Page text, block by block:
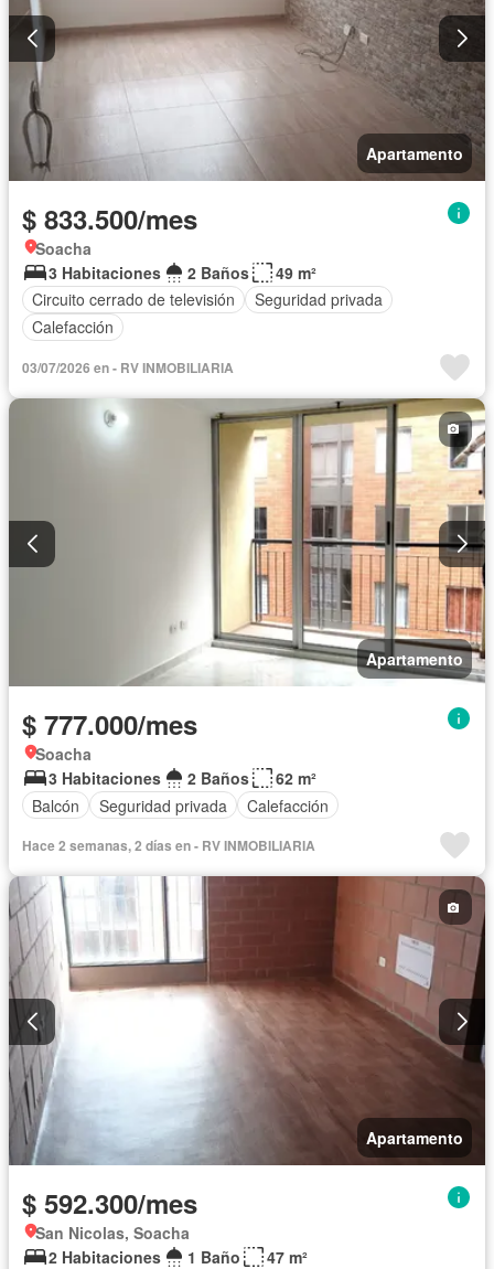
Apartamento
$ 833.500/mes
Soacha
3 Habitaciones
2 Baños
49 m²
Circuito cerrado de televisión
Seguridad privada
Calefacción
03/07/2026 en - RV INMOBILIARIA
Apartamento
$ 777.000/mes
Soacha
3 Habitaciones
2 Baños
62 m²
Balcón
Seguridad privada Calefacción
Hace 2 semanas, 2 días en - RV INMOBILIARIA
Apartamento
$ 592.300/mes
San Nicolas, Soacha
2 Habitaciones
1 Baño
47 m²